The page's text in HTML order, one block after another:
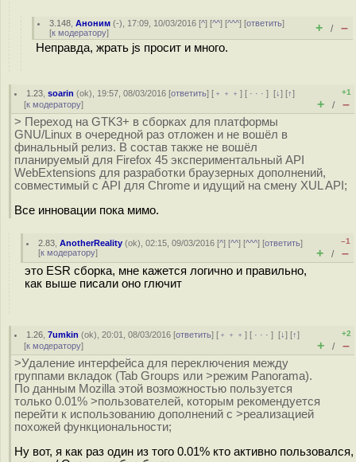
3.148 ,Аноним (-), 17:09, 10/03/2016 [^] [^^] [^^^] [ответить]
[к модератору] + / –
Неправда, жрать js просит и много.
1.23 ,soarin (ok), 19:57, 08/03/2016 [ответить] [ ﹢﹢﹢] [ · · ·][↓] [↑]
[к модератору]
+1
+ / –
> Переход на GTK3+ в сборках для платформы
GNU/Linux в очередной раз отложен и не вошёл в
финальный релиз. В состав также не вошёл
планируемый для Firefox 45 экспериментальный API
WebExtensions для разработки браузерных дополнений,
совместимый с API для Chrome и идущий на смену XUL API;
Все инновации пока мимо.
2.83 ,AnotherReality (ok), 02:15, 09/03/2016 [^] [^^] [^^^] [ответить]
[к модератору]
–1
+ / –
это ESR сборка, мне кажется логично и правильно,
как выше писали оно глючит
1.26 ,7umkin (ok), 20:01, 08/03/2016 [ответить] [ ﹢﹢﹢] [ · · ·][↓] [↑]
[к модератору]
+2
+ / –
>Удаление интерфейса для переключения между
группами вкладок (Tab Groups или >режим Panorama).
По данным Mozilla этой возможностью пользуется
только 0.01% >пользователей, которым рекомендуется
перейти к использованию дополнений с >реализацией
похожей функциональности;
Ну вот, я как раз один из того 0.01% кто активно пользовался,